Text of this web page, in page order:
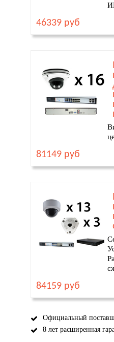
46339 руб
81149 руб
84159 руб
Официальный
8 лет расширенная